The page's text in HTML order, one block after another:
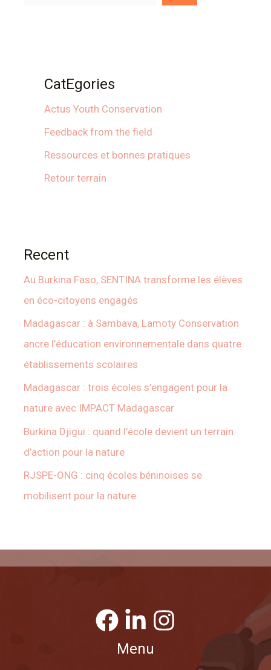
CatEgories
Actus Youth Conservation
Feedback from the field
Ressources et bonnes pratiques
Retour terrain
Recent
Au Burkina Faso, SENTINA transforme les élèves
en éco-citoyens engagés
Madagascar : à Sambava, Lamoty Conservation
ancre l’éducation environnementale dans quatre
établissements scolaires
Madagascar : trois écoles s’engagent pour la
nature avec IMPACT Madagascar
Burkina Djigui : quand l’école devient un terrain
d’action pour la nature
RJSPE-ONG : cinq écoles béninoises se
mobilisent pour la nature
Menu